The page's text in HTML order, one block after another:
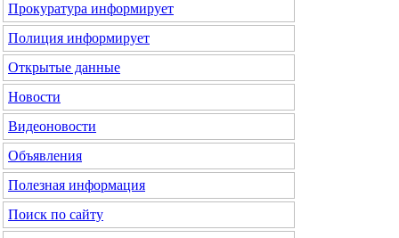
Прокуратура информирует
Полиция информирует
Открытые данные
Новости
Видеоновости
Объявления
Полезная информация
Поиск по сайту